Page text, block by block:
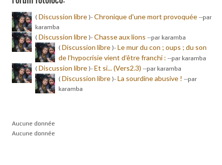
( Discussion libre )- Chronique d'une mort provoquée --par
karamba
( Discussion libre )- Chasse aux lions --par karamba
( Discussion libre )- Le mur du con ; oups ; du son
de l’hypocrisie vient d’être franchi : --par karamba
( Discussion libre )- Et si... (Vers2.3) --par karamba
( Discussion libre )- La sourdine abusive ! --par
karamba
Aucune donnée
Aucune donnée